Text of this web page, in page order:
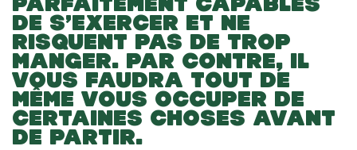
DE S’EXERCER ET NE
RISQUENT PAS DE TROP
MANGER. PAR CONTRE, IL
VOUS FAUDRA TOUT DE
MÊME VOUS OCCUPER DE
CERTAINES CHOSES AVANT
DE PARTIR.